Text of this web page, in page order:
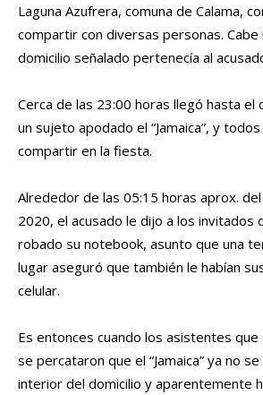
Laguna Azufrera, comuna de Calama,
compartir con diversas personas. Cabe
domicilio señalado pertenecía al
Cerca de las 23:00 horas llegó hasta el
un sujeto apodado el “Jamaica”, y
compartir en la fiesta.
Alrededor de las 05:15 horas aprox.
2020, el acusado le dijo a los invitados
robado su notebook, asunto que una
lugar aseguró que también le habían
celular.
Es entonces cuando los asistentes
se percataron que el “Jamaica” ya no
interior del domicilio y aparentemente